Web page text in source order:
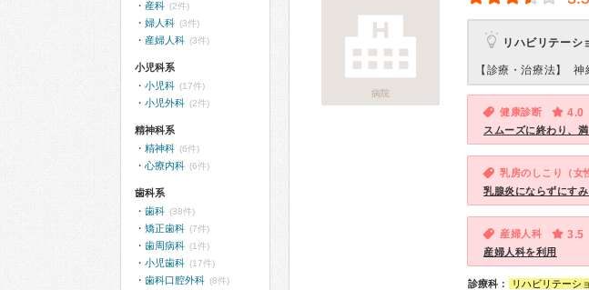
病院
リハビリテーシ
【診療・治療法】 神
健康診断 4.0
スムーズに終わり、
乳房のしこり（女
乳腺炎にならずにす
産婦人科 3.5
産婦人科を利用
診療科： リハビリテーシ
産科 (2件)
婦人科 (3件)
産婦人科 (3件)
小児科系
小児科 (17件)
小児外科 (2件)
精神科系
精神科 (6件)
心療内科 (6件)
歯科系
歯科 (38件)
矯正歯科 (7件)
歯周病科 (1件)
小児歯科 (17件)
歯科口腔外科 (8件)